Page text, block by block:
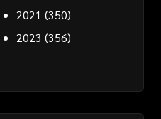
2021 (350)
2023 (356)